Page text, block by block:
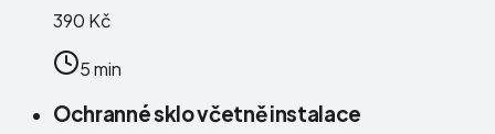
390 Kč
5 min
Ochranné sklo včetně instalace